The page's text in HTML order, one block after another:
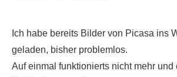
Ich habe bereits Bilder von Picasa ins
geladen, bisher problemlos.
Auf einmal funktionierts nicht mehr und